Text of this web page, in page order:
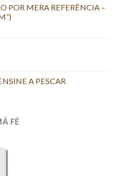
JURISTA
POR MERA REFERÊNCIA –
A PESCAR
O
FÉ